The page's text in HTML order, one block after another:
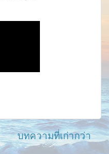
บทความที่เก่ากว่า